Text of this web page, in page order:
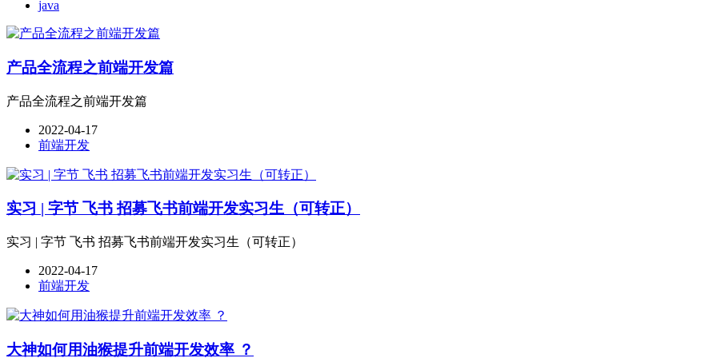
java
产品全流程之前端开发篇
产品全流程之前端开发篇
2022-04-17
前端开发
实习 | 字节 飞书 招募飞书前端开发实习生（可转正）
实习 | 字节 飞书 招募飞书前端开发实习生（可转正）
2022-04-17
前端开发
大神如何用油猴提升前端开发效率 ？